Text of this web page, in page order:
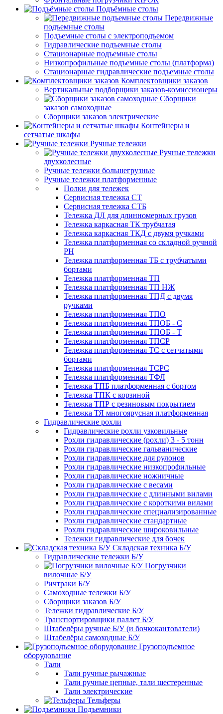
Подъёмные столы
Передвижные
подъемные столы
Подъемные столы с электроподъемом
Гидравлические подъемные столы
Стационарные подъемные столы
Низкопрофильные подъемные столы (платформа)
Стационарные гидравлические подъемные столы
Комплектовщики заказов
Вертикальные подборщики заказов-комиссионеры
Сборщики
заказов самоходные
Сборщики заказов электрические
Контейнеры и
сетчатые шкафы
Ручные тележки
Ручные тележки
двухколесные
Ручные тележки большегрузные
Ручные тележки платформенные
Полки для тележек
Сервисная тележка СТ
Сервисная тележка СТБ
Тележка ДЛ для длинномерных грузов
Тележка каркасная ТК трубчатая
Тележка каркасная ТКД с двумя ручками
Тележка платформенная со складной ручной
PH
Тележка платформенная ТБ с трубчатыми
бортами
Тележка платформенная ТП
Тележка платформенная ТП НЖ
Тележка платформенная ТПД с двумя
ручками
Тележка платформенная ТПО
Тележка платформенная ТПОБ - С
Тележка платформенная ТПОБ - Т
Тележка платформенная ТПСР
Тележка платформенная ТС с сетчатыми
бортами
Тележка платформенная ТСРС
Тележка платформенная ТФЛ
Тележка ТПБ платформенная с бортом
Тележка ТПК с корзиной
Тележка ТПР с резиновым покрытием
Тележка ТЯ многоярусная платформенная
Гидравлические рохли
Гидравлические рохли узковильные
Рохли гидравлические (рохли) 3 - 5 тонн
Рохли гидравлические гальванические
Рохли гидравлические для рулонов
Рохли гидравлические низкопрофильные
Рохли гидравлические ножничные
Рохли гидравлические с весами
Рохли гидравлические с длинными вилами
Рохли гидравлические с короткими вилами
Рохли гидравлические специализированные
Рохли гидравлические стандартные
Рохли гидравлические широковильные
Тележки гидравлические для бочек
Складская техника Б/У
Гидравлические тележки Б/У
Погрузчики
вилочные Б/У
Ричтраки Б/У
Самоходные тележки Б/У
Сборщики заказов Б/У
Тележки гидравлические Б/У
Транспортировщики паллет Б/У
Штабелёры ручные Б/У (и бочкокантователи)
Штабелёры самоходные Б/У
Грузоподъемное
оборудование
Тали
Тали ручные рычажные
Тали ручные цепные, тали шестеренные
Тали электрические
Тельферы
Подъемники